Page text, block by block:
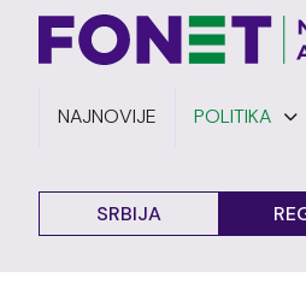
NAJNOVIJE POLITIKA
SRBIJA